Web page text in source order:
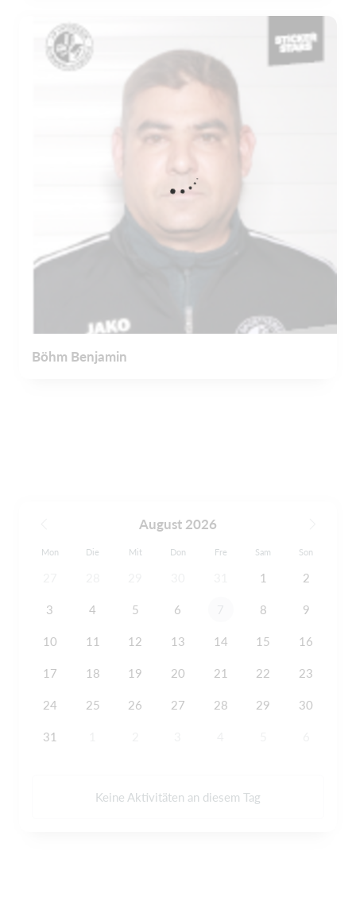
Böhm Benjamin
August 2026
Mon Die Mit Don Fre Sam Son
1 2
3 4 5 6 7 8 9
10 11 12 13 14 15 16
17 18 19 20 21 22 23
24 25 26 27 28 29 30
31
Keine Aktivitäten an diesem Tag